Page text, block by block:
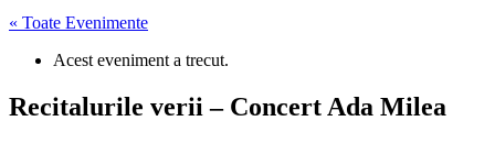
« Toate Evenimente
Acest eveniment a trecut.
Recitalurile verii – Concert Ada Milea